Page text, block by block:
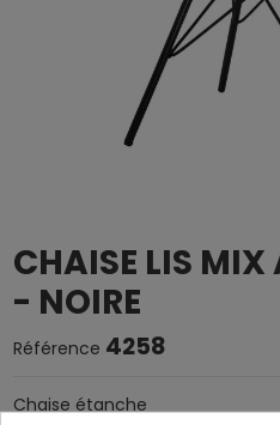
CHAISE LIS
- NOIRE
Référence 4258
Chaise étanche